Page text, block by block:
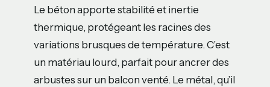
Le béton apporte stabilité et inertie
thermique, protégeant les racines des
variations brusques de température. C’est
un matériau lourd, parfait pour ancrer des
arbustes sur un balcon venté. Le métal, qu’il